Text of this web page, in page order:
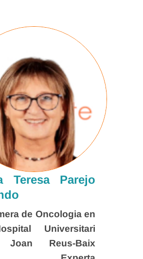
Teresa Parejo
de Oncologia en
Universitari
Joan Reus-Baix